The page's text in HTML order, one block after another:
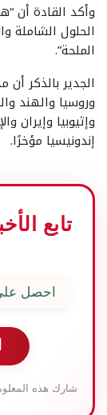
وأكد القادة أن
الحلول الشاملة
الملحة”.
الجدير بالذكر
وروسيا والهند
وإثيوبيا وإيران
إندونيسيا مؤخرًا.
تابع
احصل
شارك هذه